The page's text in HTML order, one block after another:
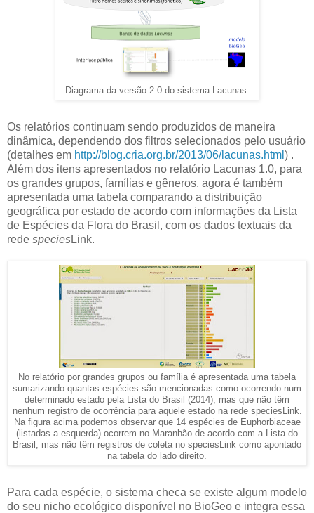
Diagrama da versão 2.0 do sistema Lacunas.
Os relatórios continuam sendo produzidos de maneira
dinâmica, dependendo dos filtros selecionados pelo usuário
(detalhes em http://blog.cria.org.br/2013/06/lacunas.html ) .
Além dos itens apresentados no relatório Lacunas 1.0, para
os grandes grupos, famílias e gêneros, agora é também
apresentada uma tabela comparando a distribuição
geográfica por estado de acordo com informações da Lista
de Espécies da Flora do Brasil, com os dados textuais da
rede speciesLink.
No relatório por grandes grupos ou família é apresentada uma tabela
sumarizando quantas espécies são mencionadas como ocorrendo num
determinado estado pela Lista do Brasil (2014), mas que não têm
nenhum registro de ocorrência para aquele estado na rede speciesLink.
Na figura acima podemos observar que 14 espécies de Euphorbiaceae
(listadas a esquerda) ocorrem no Maranhão de acordo com a Lista do
Brasil, mas não têm registros de coleta no speciesLink como apontado
na tabela do lado direito.
Para cada espécie, o sistema checa se existe algum modelo
do seu nicho ecológico disponível no BioGeo e integra essa